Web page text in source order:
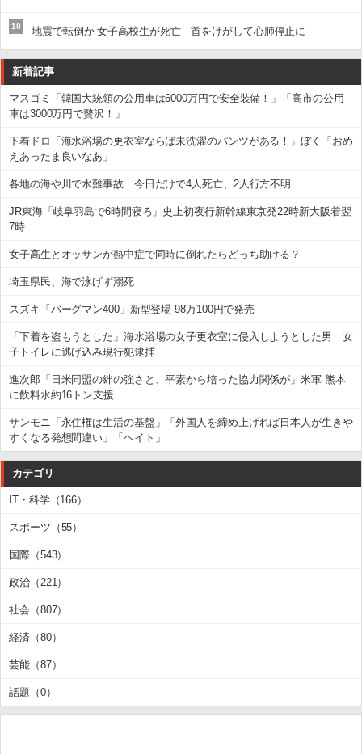
10 地震で転倒か 女子高校生が死亡 首をけがして心肺停止に
新着記事
マスゴミ「韓国大統領の公用車は6000万円で安全装備！」「高市の公用
車は3000万円で贅沢！」
下着ドロ「海水浴場の更衣室ならば未洗濯のパンツがある！」ぼく「おめ
えあったま良いなあ」
各地の海や川で水難事故 今日だけで4人死亡、2人行方不明
JR東海「岐阜羽島で6時間寝ろ」史上初夜行新幹線東京発22時新大阪着翌
7時
女子高生とオッサンが熱中症で同時に倒れたらどっち助ける？
埼玉県民、海で泳げず溺死
スズキ「バーグマン400」新型登場 98万100円で発売
「下着を盗もうとした」海水浴場の女子更衣室に侵入しようとした男 女
子トイレに逃げ込み現行犯逮捕
進次郎「日米同盟の絆の強さと、平素から培った協力関係が」米軍 熊本
に飲料水約16トン支援
サンモニ「永住権は生活の基盤」「外国人を締め上げれば日本人が生きや
すくなる発想間違い」「ヘイト」
カテゴリ
IT・科学（166）
スポーツ（55）
国際（543）
政治（221）
社会（807）
経済（80）
芸能（87）
話題（0）